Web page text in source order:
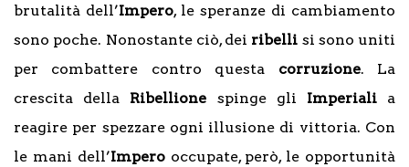
brutalità dell’Impero, le speranze di cambiamento
sono poche. Nonostante ciò, dei ribelli si sono uniti
per combattere contro questa corruzione. La
crescita della Ribellione spinge gli Imperialia
reagire per spezzare ogni illusione di vittoria. Con
le mani dell’Imperooccupate, però, le opportunità